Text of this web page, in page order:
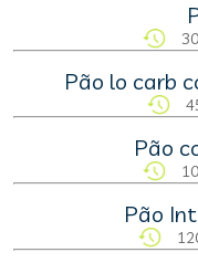
Pão lo carb
Pão
Pão